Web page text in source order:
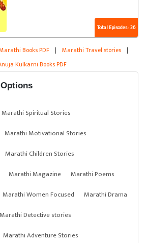
Total Episodes : 36
Books PDF | Marathi Travel stories |
Kulkarni Books PDF
Marathi Spiritual Stories
Marathi Motivational Stories
Marathi Children Stories
Marathi Magazine
Marathi Poems
Marathi Women Focused
Marathi Drama
Marathi Detective stories
Marathi Adventure Stories